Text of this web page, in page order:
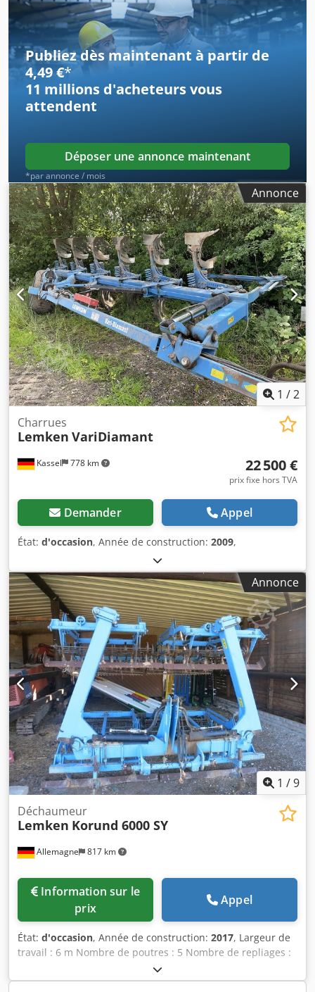
Publiez dès maintenant à partir de
4,49 €*
11 millions d'acheteursvous
attendent
Déposer une annonce maintenant
*par annonce / mois
Annonce
1 /2
Kassel 778 km
Charrues
Lemken VariDiamant
22 500 €
prix fixe hors TVA
Demander Appel
État: d'occasion, Année de construction: 2009,
Annonce
1 /9
Allemagne 817 km
Déchaumeur
Lemken Korund 6000 SY
prix
Appel
État: d'occasion, Année de construction: 2017, Largeur de
travail : 6 m Nombre de poutres : 5 Nombre de repliages :
2 Nombre de rouleaux : 2 pcs Combiné de préparation du
lit de semence Lemken 212924 Lemken Korund 8/600,